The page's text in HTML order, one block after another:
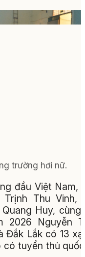
trường hơi nữ.
đầu Việt Nam,
Thu Vinh,
Huy, cùng
2026 Nguyễn
Đắk Lắk có 13
tuyển thủ